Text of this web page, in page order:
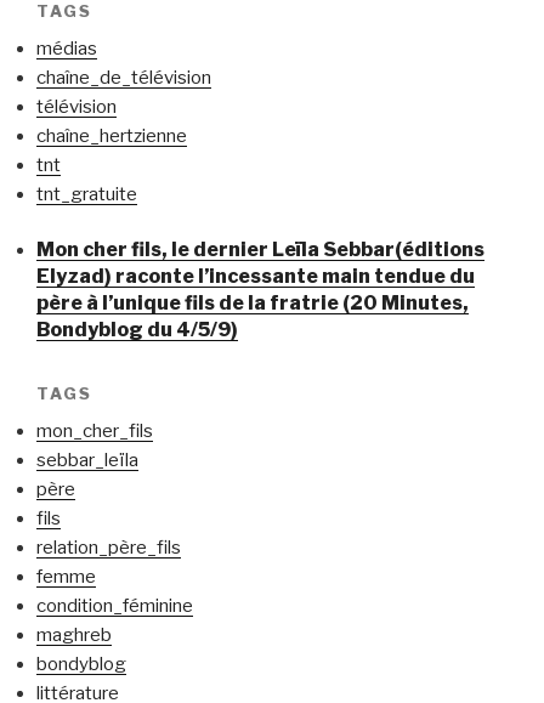
TAGS
médias
chaîne_de_télévision
télévision
chaîne_hertzienne
tnt
tnt_gratuite
Mon cher fils, le dernier Leïla Sebbar(éditions
Elyzad) raconte l’incessante main tendue du
père à l’unique fils de la fratrie (20 Minutes,
Bondyblog du 4/5/9)
TAGS
mon_cher_fils
sebbar_leïla
père
fils
relation_père_fils
femme
condition_féminine
maghreb
bondyblog
littérature